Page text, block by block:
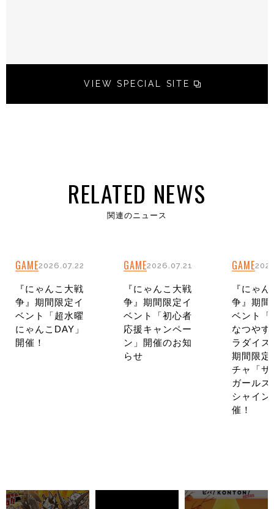
VIEW SPECIAL SITE
RELATED NEWS
関連のニュース
GAME2026.07.22
『にゃんこ大戦
争』期間限定イ
ベント「超水曜
にゃんこDAY」
開催！
GAME2026.07.21
『にゃんこ大戦
争』期間限定イ
ベント「初心者
応援キャンペー
ン」開催のお知
らせ
GAME
『にゃ
争』期間
ベント「
なつやす
ラダイス
期間限定
チャ「サ
ガールズ
シャイン
催！